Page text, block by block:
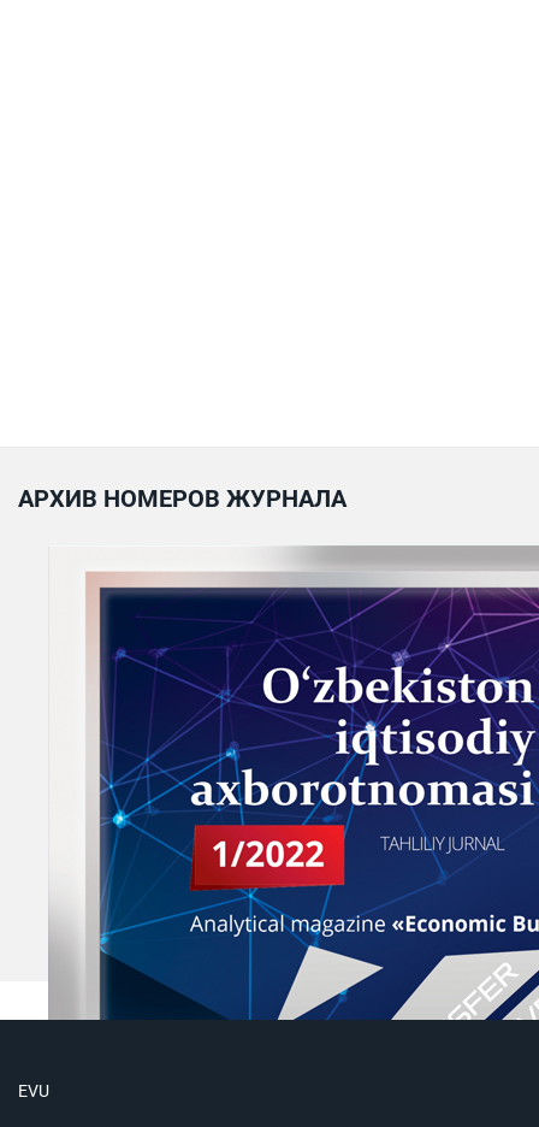
АРХИВ НОМЕРОВ ЖУРНАЛА
EVU